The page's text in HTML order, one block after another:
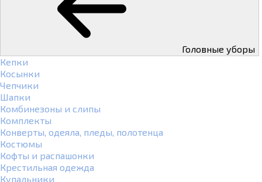
Головные уборы
Кепки
Косынки
Чепчики
Шапки
Комбинезоны и слипы
Комплекты
Конверты, одеяла, пледы, полотенца
Костюмы
Кофты и распашонки
Крестильная одежда
Купальники